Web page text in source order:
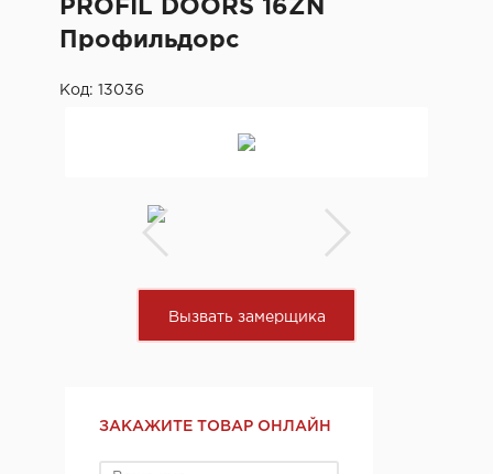
PROFIL DOORS 16ZN
Профильдорс
Код: 13036
Вызвать замерщика
ЗАКАЖИТЕ ТОВАР ОНЛАЙН